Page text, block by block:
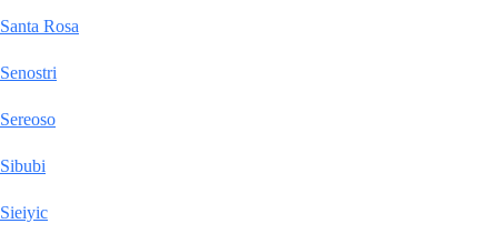
Santa Rosa
Senostri
Sereoso
Sibubi
Sieiyic